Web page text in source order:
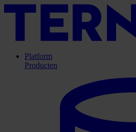
Platform
Producten